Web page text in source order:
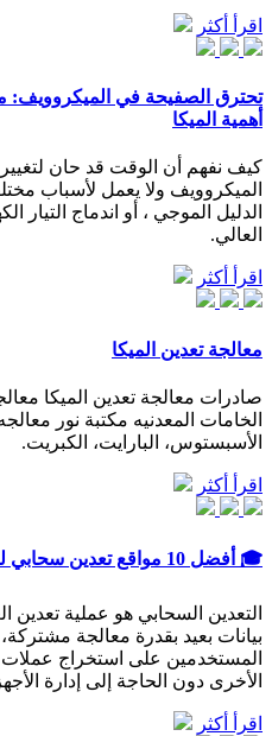
اقرأ أكثر
تحترق الصفيحة في الميكروويف:
أهمية الميكا
كيف نفهم أن الوقت قد حان
الميكروويف ولا يعمل لأسباب
الدليل الموجي ، أو اندماج التيار
العالي.
اقرأ أكثر
معالجة تعدين الميكا
صادرات معالجة تعدين الميكا
الخامات المعدنيه مكتبة نور
الأسبستوس، البارايت، الكبريت.
اقرأ أكثر
🎓 أفضل 10 مواقع تعدين سحابي للعملات الرقمية
التعدين السحابي هو عملية تعدين
بيانات بعيد بقدرة معالجة
المستخدمين على استخراج عملات
الأخرى دون الحاجة إلى إدارة
اقرأ أكثر